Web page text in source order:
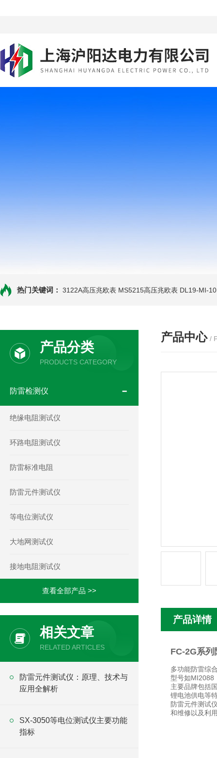
热门关键词： 3122A高压兆欧表 MS5215高压兆欧表 DL19-MI-
产品分类
PRODUCTS CATEGORY
防雷检测仪
绝缘电阻测试仪
环路电阻测试仪
防雷标准电阻
防雷元件测试仪
等电位测试仪
大地网测试仪
接地电阻测试仪
查看全部产品 >>
相关文章
RELATED ARTICLES
防雷元件测试仪：原理、技术与
应用全解析
SX-3050等电位测试仪主要功能
指标
产品中心 /
产品详情
FC-2G系列
多功能防雷综
型号如MI2088
主要品牌包括
锂电池供电等
防雷元件测试
和维修以及利